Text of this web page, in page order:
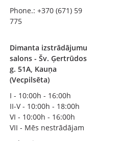
Phone.: +370 (671) 59
775
Dimanta izstrādājumu
salons - Šv. Ģertrūdos
g. 51A, Kauņa
(Vecpilsēta)
I - 10:00h - 16:00h
II-V - 10:00h - 18:00h
VI - 10:00h - 16:00h
VII - Mēs nestrādājam